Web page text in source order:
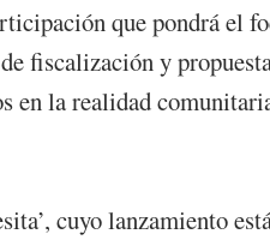
que pondrá el
fiscalización y
en la realidad
cuyo lanzamiento